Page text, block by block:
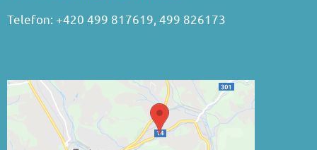
Telefon: +420 499 817619, 499 826173